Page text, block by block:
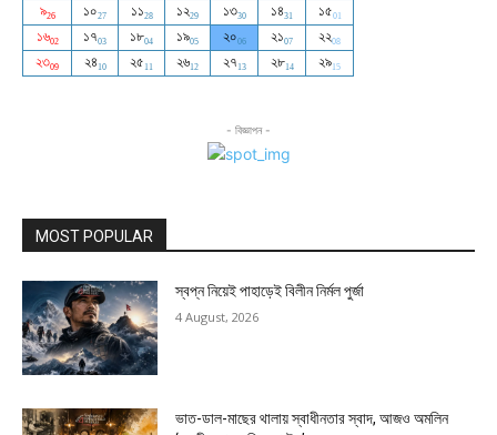
- বিজ্ঞাপন -
MOST POPULAR
স্বপ্ন নিয়েই পাহাড়েই বিলীন নির্মল পুর্জা
4 August, 2026
ভাত-ডাল-মাছের থালায় স্বাধীনতার স্বাদ, আজও অমলিন